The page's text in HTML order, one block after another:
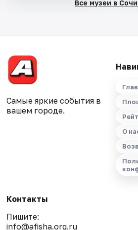
Все музеи в Сочи
Самые яркие события в
вашем городе.
О
Контакты
Пишите:
info@afisha.org.ru